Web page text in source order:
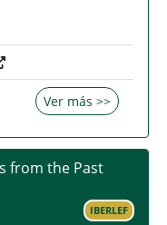
Ver más >>
from the Past
IBERLEF